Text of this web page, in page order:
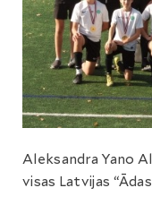
Aleksandra Yano
visas Latvijas